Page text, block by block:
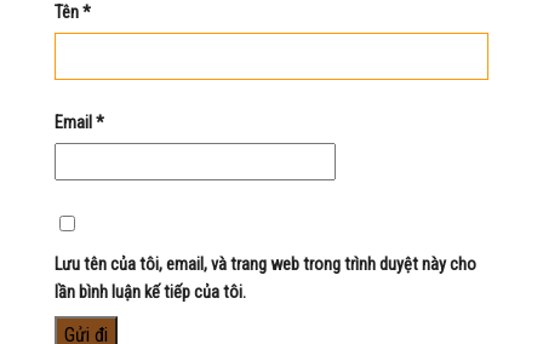
Tên*
Email *
Lưu tên của tôi, email, và trang web trong trình duyệt này cho
lần bình luận kế tiếp của tôi.